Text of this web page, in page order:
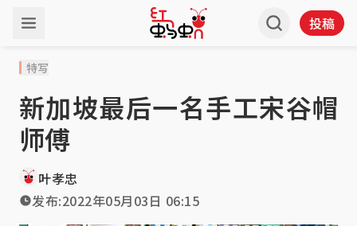
投稿
特写
新加坡最后一名手工宋谷帽
师傅
叶孝忠
发布:2022年05月03日 06:15